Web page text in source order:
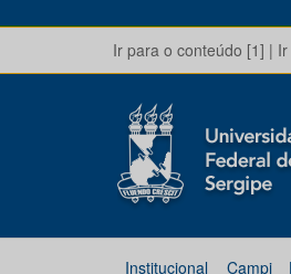
Ir para o conteúdo [1] |
Institucional Campi